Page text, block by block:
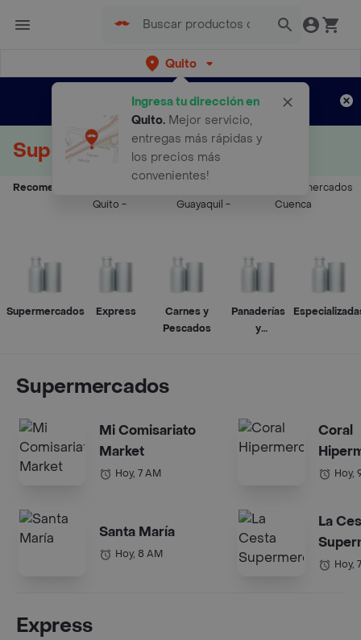
Quito
Ingresa tu dirección en
Quito. Mejor servicio,
entregas más rápidas y
los precios más
convenientes!
envíos gratis por semanas
Aplican TyC
Supermercados a Domicilio
Recomendados:
Quito -
Guayaquil -
Supermercados
Cuenca
Supermercados Express
Carnes y
Pescados
Panaderías
y
Supermercados
Mi Comisariato
Market
Hoy, 7 AM
Santa María
Hoy, 8 AM
Coral
Hoy,
La
Hoy,
Express